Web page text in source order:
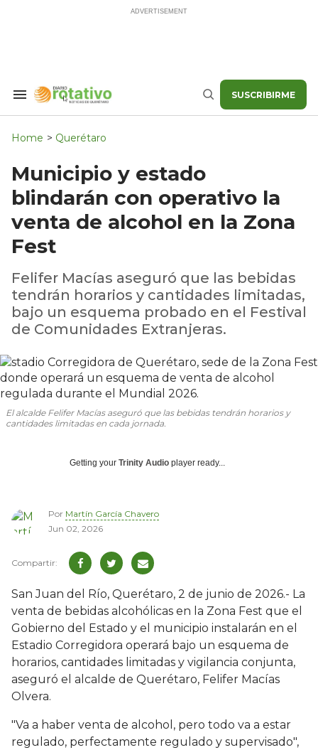
Search
Navigation
Buscar SUSCRIBIRME
Home > Querétaro
Municipio y estado
blindarán con operativo la
venta de alcohol en la Zona
Fest
Felifer Macías aseguró que las bebidas
tendrán horarios y cantidades limitadas,
bajo un esquema probado en el Festival
de Comunidades Extranjeras.
El alcalde Felifer Macías aseguró que las bebidas tendrán horarios y
cantidades limitadas en cada jornada.
Getting your Trinity Audio player ready...
Por Martín García Chavero
Jun 02, 2026
San Juan del Río, Querétaro, 2 de junio de 2026.- La
venta de bebidas alcohólicas en la Zona Fest que el
Gobierno del Estado y el municipio instalarán en el
Estadio Corregidora operará bajo un esquema de
horarios, cantidades limitadas y vigilancia conjunta,
aseguró el alcalde de Querétaro, Felifer Macías
Olvera.
"Va a haber venta de alcohol, pero todo va a estar
regulado, perfectamente regulado y supervisado",